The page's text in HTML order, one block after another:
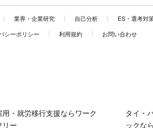
業界・企業研究 自己分析 ES・選考対
シーポリシー 利用規約 お問い合わせ
・就労移行支援ならワーク
リー
タイ・
ックな